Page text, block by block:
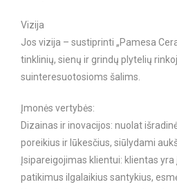
Vizija
Jos vizija – sustiprinti „Pamesa
tinklinių, sienų ir grindų plytelių
suinteresuotosioms šalims.
Įmonės vertybės:
Dizainas ir inovacijos: nuolat
poreikius ir lūkesčius, siūlydami
Įsipareigojimas klientui: klientas
patikimus ilgalaikius santykius,